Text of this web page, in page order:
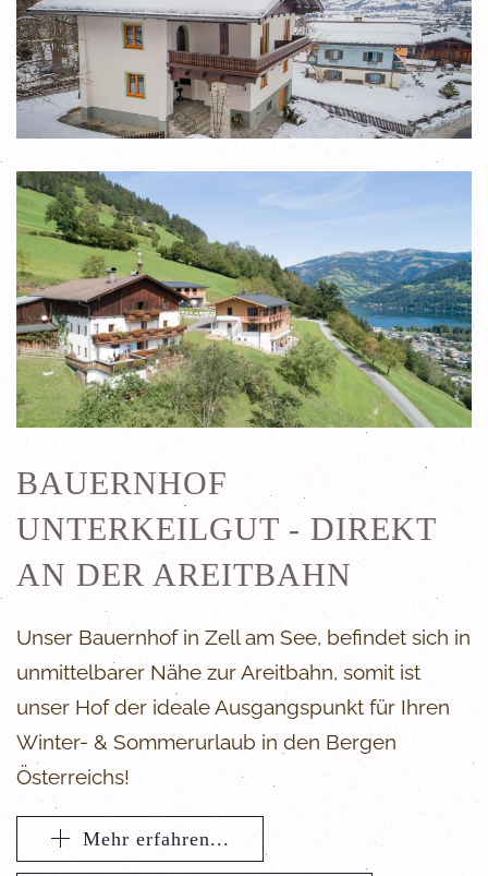
BAUERNHOF
UNTERKEILGUT - DIREKT
AN DER AREITBAHN
Unser Bauernhof in Zell am See, befindet sich in
unmittelbarer Nähe zur Areitbahn, somit ist
unser Hof der ideale Ausgangspunkt für Ihren
Winter- & Sommerurlaub in den Bergen
Österreichs!
Mehr erfahren...